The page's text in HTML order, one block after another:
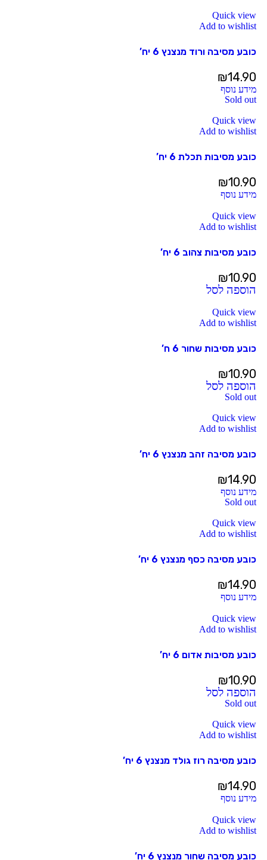
Quick view
Add to wishlist
כובע מסיבה ורוד מנצנץ 6 יח’
₪14.90
מידע נוסף
Sold out
Quick view
Add to wishlist
כובע מסיבות תכלת 6 יח’
₪10.90
מידע נוסף
Quick view
Add to wishlist
כובע מסיבות צהוב 6 יח’
₪10.90
הוספה לסל
Quick view
Add to wishlist
כובע מסיבות שחור 6 ח’
₪10.90
הוספה לסל
Sold out
Quick view
Add to wishlist
כובע מסיבה זהב מנצנץ 6 יח’
₪14.90
מידע נוסף
Sold out
Quick view
Add to wishlist
כובע מסיבה כסף מנצנץ 6 יח’
₪14.90
מידע נוסף
Quick view
Add to wishlist
כובע מסיבות אדום 6 יח’
₪10.90
הוספה לסל
Sold out
Quick view
Add to wishlist
כובע מסיבה רוז גולד מנצנץ 6 יח’
₪14.90
מידע נוסף
Quick view
Add to wishlist
כובע מסיבה שחור מנצנץ 6 יח’